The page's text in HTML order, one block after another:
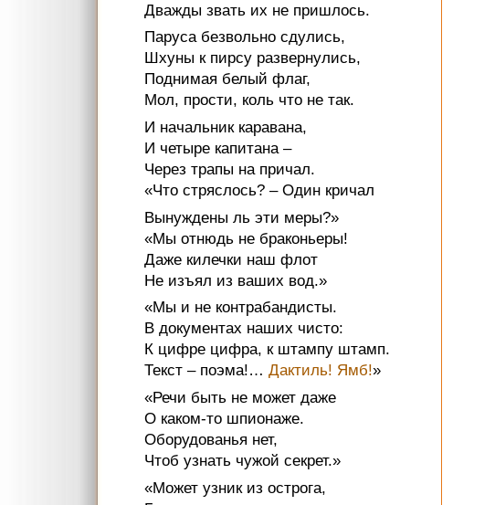
Дважды звать их не пришлось.
Паруса безвольно сдулись,
Шхуны к пирсу развернулись,
Поднимая белый флаг,
Мол, прости, коль что не так.
И начальник каравана,
И четыре капитана –
Через трапы на причал.
«Что стряслось? – Один кричал
Вынуждены ль эти меры?»
«Мы отнюдь не браконьеры!
Даже килечки наш флот
Не изъял из ваших вод.»
«Мы и не контрабандисты.
В документах наших чисто:
К цифре цифра, к штампу штамп.
Текст – поэма!… Дактиль! Ямб!»
«Речи быть не может даже
О каком-то шпионаже.
Оборудованья нет,
Чтоб узнать чужой секрет.»
«Может узник из острога,